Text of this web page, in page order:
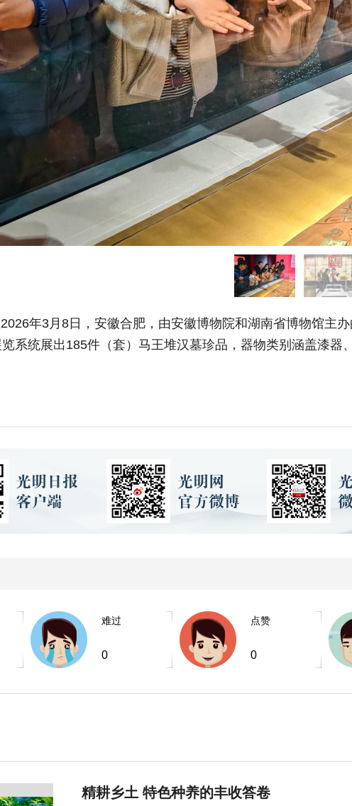
年3月8日，安徽合肥，由安徽博物院和湖南省博物馆主
览系统展出185件（套）马王堆汉墓珍品，器物类别涵盖漆
难过
0
点赞
0
精耕乡土 特色种养的丰收答卷